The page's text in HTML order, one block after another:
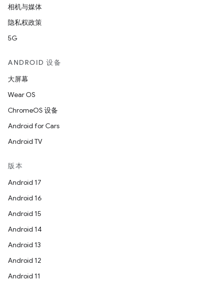
相机与媒体
隐私权政策
5G
ANDROID 设备
大屏幕
Wear OS
ChromeOS 设备
Android for Cars
Android TV
版本
Android 17
Android 16
Android 15
Android 14
Android 13
Android 12
Android 11